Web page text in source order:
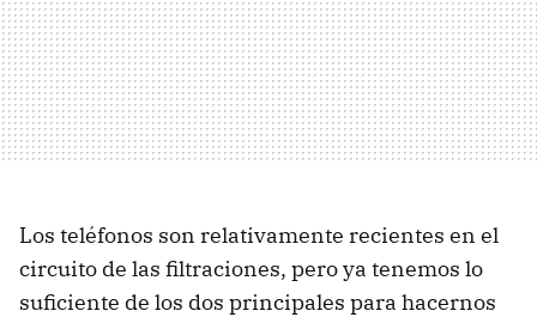
Los teléfonos son relativamente recientes en el
circuito de las filtraciones, pero ya tenemos lo
suficiente de los dos principales para hacernos